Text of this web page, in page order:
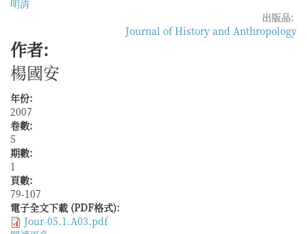
明清
出版品:
Journal of History and Anthropology
作者:
楊國安
年份:
2007
卷數:
5
期數:
1
頁數:
79-107
電子全文下載 (PDF格式):
Jour-05.1.A03.pdf